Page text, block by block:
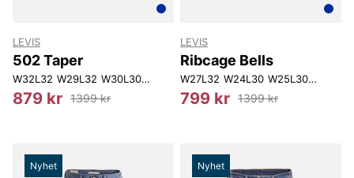
LEVIS
502 Taper
W32L32 W29L32 W30L30 W31L32 W32L34 W33L32 W34L32
879 kr 1399 kr
LEVIS
Ribcage Bells
W27L32 W24L30 W25L30 W25L32
799 kr 1399 kr
Nyhet Nyhet